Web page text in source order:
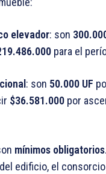
elevador: son
para el
: son 50.000 UF
$36.581.000 por
mínimos obligatorios
edificio, el